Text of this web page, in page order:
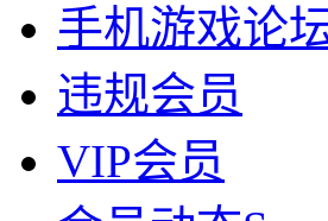
手机游戏论
违规会员
VIP会员